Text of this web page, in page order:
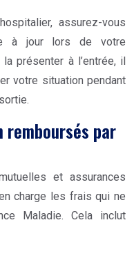
assurez-vous
à jour lors de votre
présenter à l’entrée, il
votre situation pendant
remboursés par
et assurances
charge les frais qui ne
Maladie. Cela inclut